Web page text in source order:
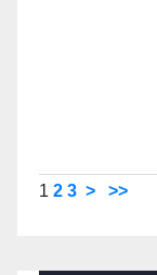
1 2 3 > >>